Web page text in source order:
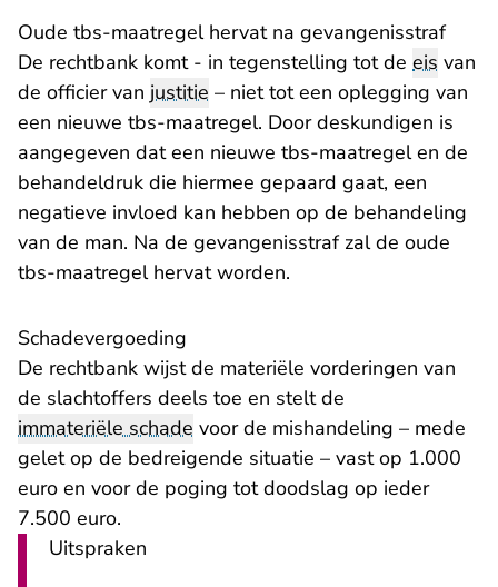
Oude tbs-maatregel hervat na gevangenisstraf
De rechtbank komt - in tegenstelling tot de eis van
de officier van justitie – niet tot een oplegging van
een nieuwe tbs-maatregel. Door deskundigen is
aangegeven dat een nieuwe tbs-maatregel en de
behandeldruk die hiermee gepaard gaat, een
negatieve invloed kan hebben op de behandeling
van de man. Na de gevangenisstraf zal de oude
tbs-maatregel hervat worden.
​Schadevergoeding
De rechtbank wijst de materiële vorderingen van
de slachtoffers deels toe en stelt de
immateriële schade voor de mishandeling – mede
gelet op de bedreigende situatie – vast op 1.000
euro en voor de poging tot doodslag op ieder
7.500 euro.
Uitspraken